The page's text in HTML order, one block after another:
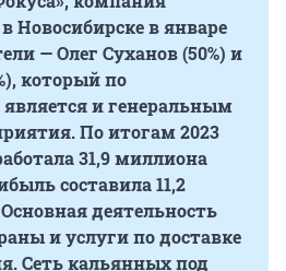
Новосибирске в январе
— Олег Суханов (50%) и
который по
является и генеральным
По итогам 2023
31,9 миллиона
составила 11,2
деятельность
и услуги по доставке
Сеть кальянных под